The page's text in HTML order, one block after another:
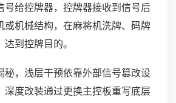
号给控牌器，控牌器接收到信号后
或机械结构，在麻将机洗牌、码牌
到控牌目的。
秘，浅层干预依靠外部信号篡改设
深度改装通过更换主控板重写底层